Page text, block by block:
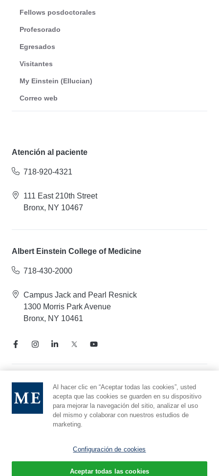
Fellows posdoctorales
Profesorado
Egresados
Visitantes
My Einstein (Ellucian)
Correo web
Atención al paciente
718-920-4321
111 East 210th Street
Bronx, NY 10467
Albert Einstein College of Medicine
718-430-2000
Campus Jack and Pearl Resnick
1300 Morris Park Avenue
Bronx, NY 10461
Aviso de prácticas de privacidad
Línea directa de cumplimiento
Denunciar maltrato
Preferencias de cookies
© 2026 Montefiore Einstein
Al hacer clic en “Aceptar todas las cookies”, usted
acepta que las cookies se guarden en su dispositivo
para mejorar la navegación del sitio, analizar el uso
del mismo y colaborar con nuestros estudios de
marketing.
Configuración de cookies
Aceptar todas las cookies